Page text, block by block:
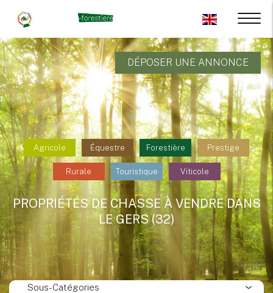
DÉPOSER UNE ANNONCE
Agricole Équestre Forestière Prestige
Rurale Touristique Viticole
PROPRIÉTÉS DE CHASSE À VENDRE DANS
LE GERS (32)
Sous-Catégories